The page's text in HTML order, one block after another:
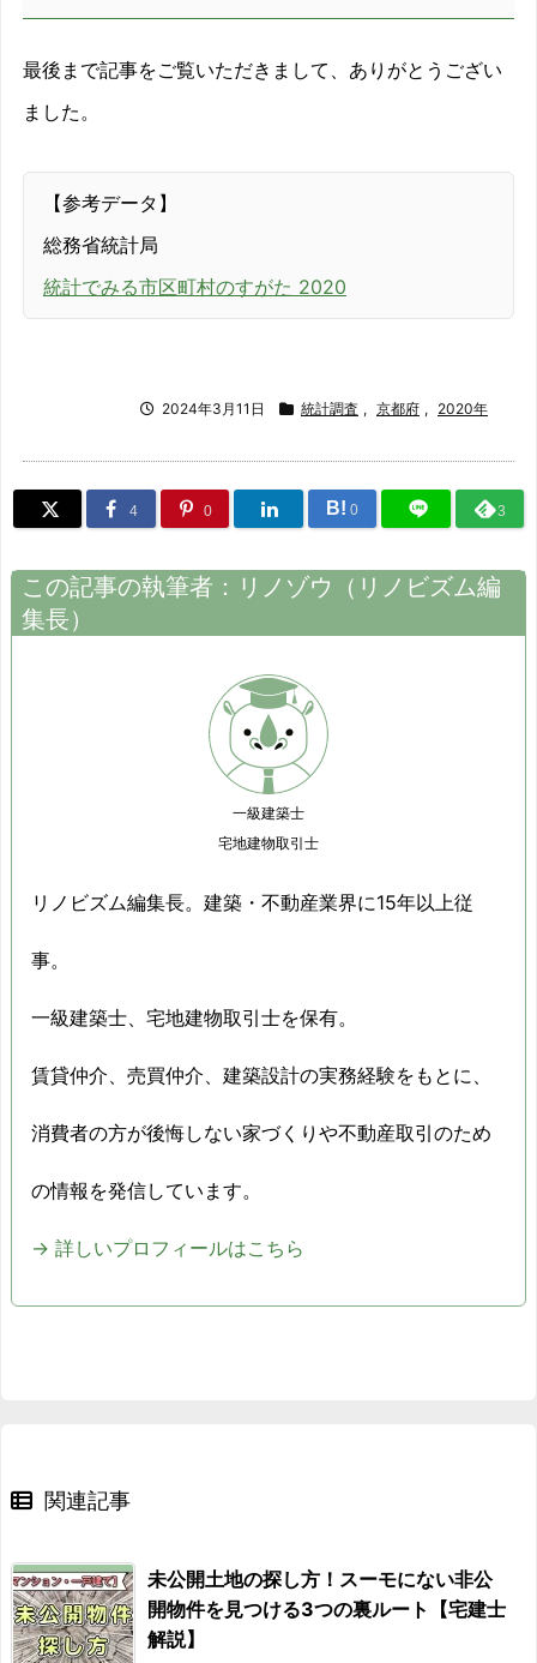
最後まで記事をご覧いただきまして、ありがとうござい
ました。
【参考データ】
総務省統計局
統計でみる市区町村のすがた 2020
2024年3月11日 統計調査 , 京都府 , 2020年
4 0 B! 0 3
この記事の執筆者： リノゾウ （ リノビズム編
集長）
一級建築士
宅地建物取引士
リノビズム編集長。建築・不動産業界に15年以上従
事。
一級建築士、宅地建物取引士を保有。
賃貸仲介、売買仲介、建築設計の実務経験をもとに、
消費者の方が後悔しない家づくりや不動産取引のため
の情報を発信しています。
→ 詳しいプロフィールはこちら
関連記事
未公開土地の探し方！スーモにない非公
開物件を見つける3つの裏ルート【宅建士
解説】